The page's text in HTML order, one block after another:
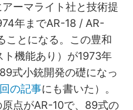
ーマライト社と技術提
年までAR-18 / AR-
ことになる。この豊和
機能あり）が1973年
式小銃開発の礎になっ
の記事にも書いた）。
点がAR-10で、89式の